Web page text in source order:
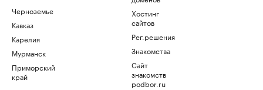
Черноземье
Кавказ
Карелия
Мурманск
Приморский
край
Хостинг
сайтов
Рег.решения
Знакомства
Сайт
знакомств
podbor.ru